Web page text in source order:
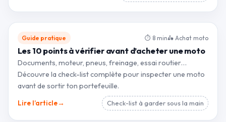
Guide pratique ⏱ 8 min🛵 Achat moto
Les 10 points à vérifier avant d’acheter une moto
Documents, moteur, pneus, freinage, essai routier…
Découvre la check-list complète pour inspecter une moto
avant de sortir ton portefeuille.
Lire l’article→ Check-list à garder sous la main